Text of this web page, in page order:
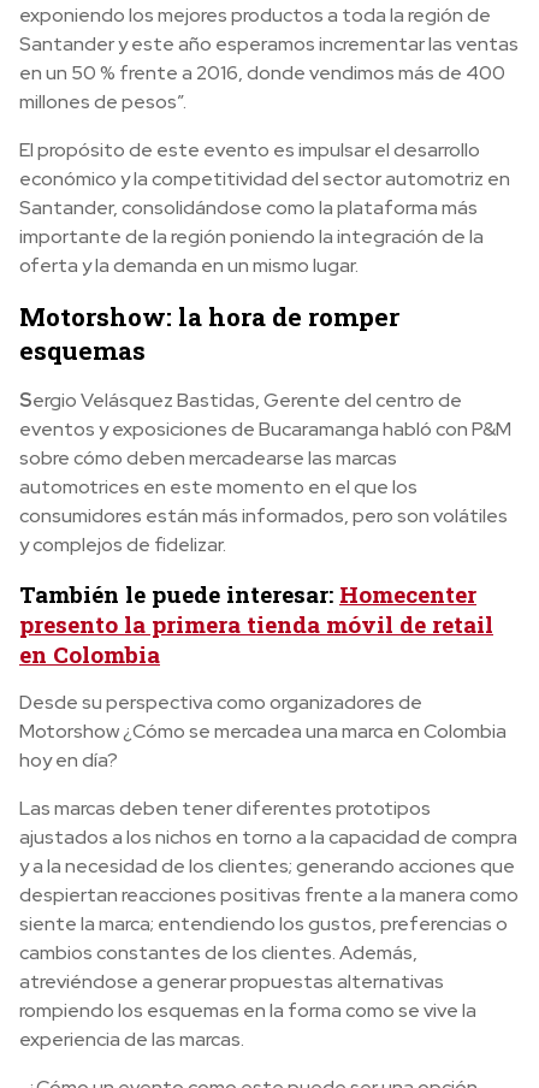
exponiendo los mejores productos a toda la región de
Santander y este año esperamos incrementar las ventas
en un 50 % frente a 2016, donde vendimos más de 400
millones de pesos”.
El propósito de este evento es impulsar el desarrollo
económico y la competitividad del sector automotriz en
Santander, consolidándose como la plataforma más
importante de la región poniendo la integración de la
oferta y la demanda en un mismo lugar.
Motorshow: la hora de romper
esquemas
Sergio Velásquez Bastidas, Gerente del centro de
eventos y exposiciones de Bucaramanga habló con P&M
sobre cómo deben mercadearse las marcas
automotrices en este momento en el que los
consumidores están más informados, pero son volátiles
y complejos de fidelizar.
También le puede interesar: Homecenter
presento la primera tienda móvil de retail
en Colombia
Desde su perspectiva como organizadores de
Motorshow ¿Cómo se mercadea una marca en Colombia
hoy en día?
Las marcas deben tener diferentes prototipos
ajustados a los nichos en torno a la capacidad de compra
y a la necesidad de los clientes; generando acciones que
despiertan reacciones positivas frente a la manera como
siente la marca; entendiendo los gustos, preferencias o
cambios constantes de los clientes. Además,
atreviéndose a generar propuestas alternativas
rompiendo los esquemas en la forma como se vive la
experiencia de las marcas.